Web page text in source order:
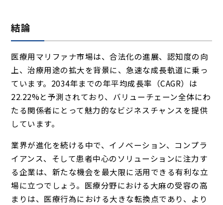
結論
医療用マリファナ市場は、合法化の進展、認知度の向
上、治療用途の拡大を背景に、急速な成長軌道に乗っ
ています。2034年までの年平均成長率（CAGR）は
22.22%と予測されており、バリューチェーン全体にわ
たる関係者にとって魅力的なビジネスチャンスを提供
しています。
業界が進化を続ける中で、イノベーション、コンプラ
イアンス、そして患者中心のソリューションに注力す
る企業は、新たな機会を最大限に活用できる有利な立
場に立つでしょう。医療分野における大麻の受容の高
まりは、医療行為における大きな転換点であり、より